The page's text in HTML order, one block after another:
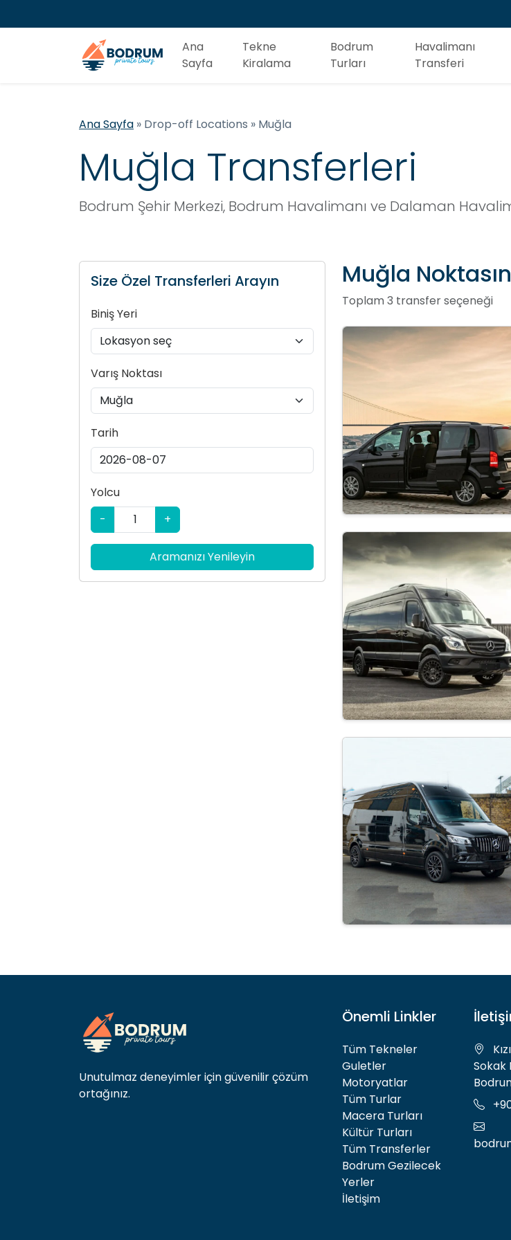
Ana
Sayfa
Tekne
Kiralama
Bodrum
Turları
Havalimanı
Transferi
Ana Sayfa » Drop-off Locations » Muğla
Muğla Transferleri
Bodrum Şehir Merkezi, Bodrum Havalimanı ve Dalaman
Size Özel Transferleri Arayın
Biniş Yeri
Varış Noktası
Tarih
Yolcu
-
+
Aramanızı Yenileyin
Muğla
Toplam 3 transfer seçeneği
Unutulmaz deneyimler için güvenilir çözüm
ortağınız.
Önemli Linkler
Tüm Tekneler
Guletler
Motoryatlar
Tüm Turlar
Macera Turları
Kültür Turları
Tüm Transferler
Bodrum Gezilecek
Yerler
İletişim
Sokak